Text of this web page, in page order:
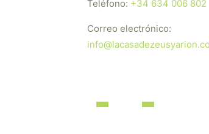
Teléfono: +34 634 006 802
Correo electrónico: